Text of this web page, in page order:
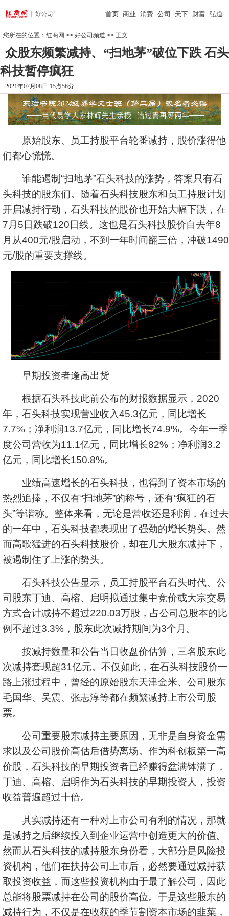
首页 商业 消费 公司 天下 财富 弘道
您所在的位置： 红商网 >> 好公司频道 >> 正文
众股东频繁减持、“扫地茅”破位下跌 石头
科技暂停疯狂
2021年07月08日 15点56分
原始股东、员工持股平台轮番减持，股价涨得他
们都心慌慌。
谁能遏制“扫地茅”石头科技的涨势，答案只有石
头科技的股东们。随着石头科技股东和员工持股计划
开启减持行动，石头科技的股价也开始大幅下跌，在
7月5日跌破120日线。这也是石头科技股价自去年8
月从400元/股启动，不到一年时间翻三倍，冲破1490
元/股的重要支撑线。
早期投资者逢高出货
根据石头科技此前公布的财报数据显示，2020
年，石头科技实现营业收入45.3亿元，同比增长
7.7%；净利润13.7亿元，同比增长74.9%。今年一季
度公司营收为11.1亿元，同比增长82%；净利润3.2
亿元，同比增长150.8%。
业绩高速增长的石头科技，也得到了资本市场的
热烈追捧，不仅有“扫地茅”的称号，还有“疯狂的石
头”等谐称。整体来看，无论是营收还是利润，在过去
的一年中，石头科技都表现出了强劲的增长势头。然
而高歌猛进的石头科技股价，却在几大股东减持下，
被遏制住了上涨的势头。
石头科技公告显示，员工持股平台石头时代、公
司股东丁迪、高榕、启明拟通过集中竞价或大宗交易
方式合计减持不超过220.03万股，占公司总股本的比
例不超过3.3%，股东此次减持期间为3个月。
按减持数量和公告当日收盘价估算，三名股东此
次减持套现超31亿元。不仅如此，在石头科技股价一
路上涨过程中，曾经的原始股东天津金米、公司股东
毛国华、吴震、张志淳等都在频繁减持上市公司股
票。
公司重要股东减持主要原因，无非是自身资金需
求以及公司股价高估后借势离场。作为科创板第一高
价股，石头科技的早期投资者已经赚得盆满钵满了，
丁迪、高榕、启明作为石头科技的早期投资人，投资
收益普遍超过十倍。
其实减持还有一种对上市公司有利的情况，那就
是减持之后继续投入到企业运营中创造更大的价值。
然而从石头科技的减持股东身份看，大部分是风险投
资机构，他们在扶持公司上市后，必然要通过减持获
取投资收益，而这些投资机构由于最了解公司，因此
总能将股票减持在公司的股价高位。于是这些股东的
减持行为，不仅是在收获的季节割资本市场的韭菜，